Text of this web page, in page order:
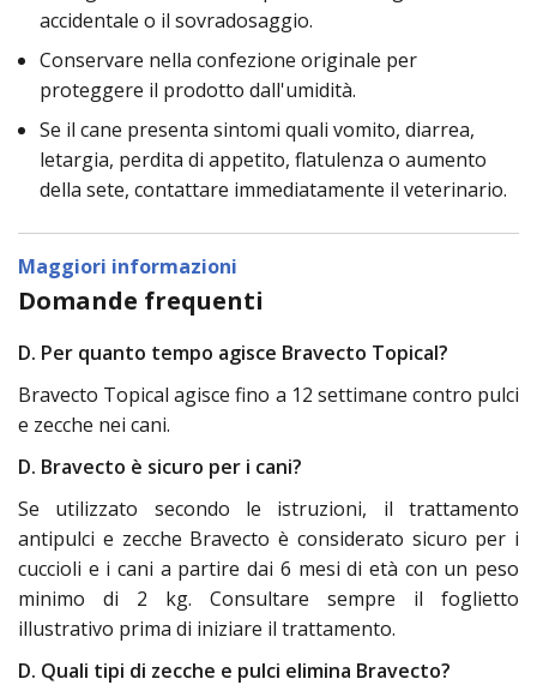
accidentale o il sovradosaggio.
Conservare nella confezione originale per
proteggere il prodotto dall'umidità.
Se il cane presenta sintomi quali vomito, diarrea,
letargia, perdita di appetito, flatulenza o aumento
della sete, contattare immediatamente il veterinario.
Maggiori informazioni
Domande frequenti
D. Per quanto tempo agisce Bravecto Topical?
Bravecto Topical agisce fino a 12 settimane contro pulci
e zecche nei cani.
D. Bravecto è sicuro per i cani?
Se utilizzato secondo le istruzioni, il trattamento
antipulci e zecche Bravecto è considerato sicuro per i
cuccioli e i cani a partire dai 6 mesi di età con un peso
minimo di 2 kg. Consultare sempre il foglietto
illustrativo prima di iniziare il trattamento.
D. Quali tipi di zecche e pulci elimina Bravecto?